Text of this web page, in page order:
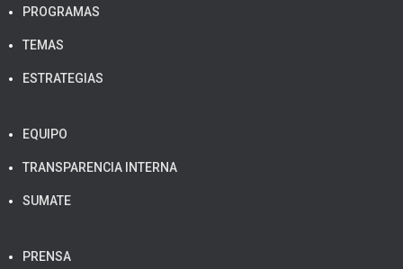
PROGRAMAS
TEMAS
ESTRATEGIAS
EQUIPO
TRANSPARENCIA INTERNA
SUMATE
PRENSA